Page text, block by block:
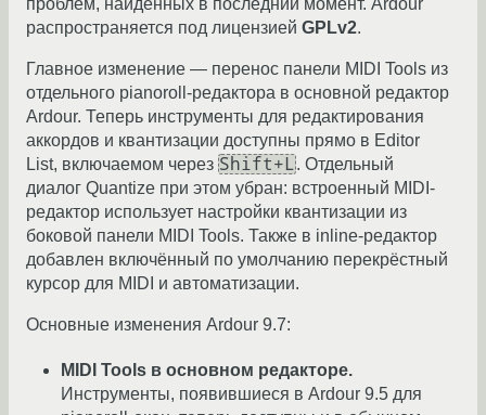
проблем, найденных в последний момент. Ardour
распространяется под лицензией GPLv2.
Главное изменение — перенос панели MIDI Tools из
отдельного pianoroll-редактора в основной редактор
Ardour. Теперь инструменты для редактирования
аккордов и квантизации доступны прямо в Editor
List, включаемом через Shift+L. Отдельный
диалог Quantize при этом убран: встроенный MIDI-
редактор использует настройки квантизации из
боковой панели MIDI Tools. Также в inline-редактор
добавлен включённый по умолчанию перекрёстный
курсор для MIDI и автоматизации.
Основные изменения Ardour 9.7:
MIDI Tools в основном редакторе.
Инструменты, появившиеся в Ardour 9.5 для